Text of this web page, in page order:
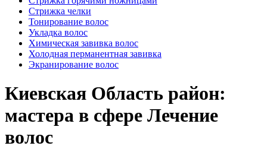
Стрижка челки
Тонирование волос
Укладка волос
Химическая завивка волос
Холодная перманентная завивка
Экранирование волос
Киевская Область район:
мастера в сфере Лечение
волос